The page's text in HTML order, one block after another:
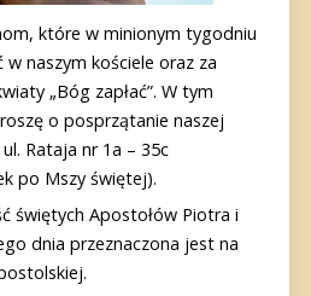
które w minionym tygodniu
w naszym kościele oraz za
„Bóg zapłać”. W tym
o posprzątanie naszej
Rataja nr 1a – 35c
po Mszy świętej).
świętych Apostołów Piotra i
dnia przeznaczona jest na